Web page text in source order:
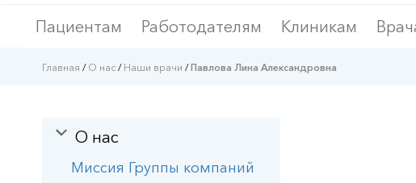
Пациентам Работодателям Клиникам
Главная / О нас / Наши врачи /Павлова Лина Александровна
О нас
Миссия Группы компаний